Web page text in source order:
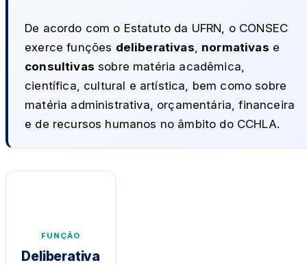
De acordo com o Estatuto da UFRN, o CONSEC
exerce funções deliberativas normativas e
consultivas sobre matéria acadêmica,
científica, cultural e artística, bem como sobre
matéria administrativa, orçamentária, financeira
e de recursos humanos no âmbito do CCHLA.
FUNÇÃO
Deliberativa
sobre matérias acadêmicas, administrativas,
orçamentárias, financeiras e de recursos